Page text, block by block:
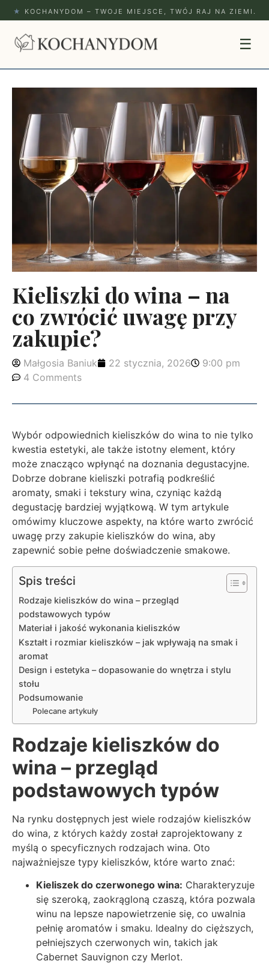
★ KOCHANYDOM – TWOJE MIEJSCE, TWÓJ RAJ NA ZIEMI.
☰
Kieliszki do wina – na
co zwrócić uwagę przy
zakupie?
Małgosia Baniuk 22 stycznia, 2026
9:00 pm
4 Comments
Wybór odpowiednich kieliszków do wina to nie tylko
kwestia estetyki, ale także istotny element, który
może znacząco wpłynąć na doznania degustacyjne.
Dobrze dobrane kieliszki potrafią podkreślić
aromaty, smaki i tekstury wina, czyniąc każdą
degustację bardziej wyjątkową. W tym artykule
omówimy kluczowe aspekty, na które warto zwrócić
uwagę przy zakupie kieliszków do wina, aby
zapewnić sobie pełne doświadczenie smakowe.
Spis treści
Rodzaje kieliszków do wina – przegląd
podstawowych typów
Materiał i jakość wykonania kieliszków
Kształt i rozmiar kieliszków – jak wpływają na smak i
aromat
Design i estetyka – dopasowanie do wnętrza i stylu
stołu
Podsumowanie
Polecane artykuły
Rodzaje kieliszków do
wina – przegląd
podstawowych typów
Na rynku dostępnych jest wiele rodzajów kieliszków
do wina, z których każdy został zaprojektowany z
myślą o specyficznych rodzajach wina. Oto
najważniejsze typy kieliszków, które warto znać:
Kieliszek do czerwonego wina: Charakteryzuje
się szeroką, zaokrągloną czaszą, która pozwala
winu na lepsze napowietrzenie się, co uwalnia
pełnię aromatów i smaku. Idealny do cięższych,
pełniejszych czerwonych win, takich jak
Cabernet Sauvignon czy Merlot.